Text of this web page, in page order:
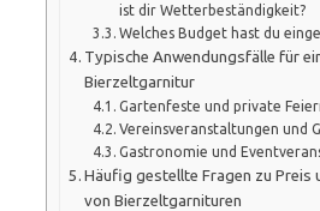
ist dir Wetterbeständigkeit?
Welches Budget hast du
Typische Anwendungsfälle für
Bierzeltgarnitur
Gartenfeste und private
Vereinsveranstaltungen und
Gastronomie und
Häufig gestellte Fragen zu Preis
von Bierzeltgarnituren